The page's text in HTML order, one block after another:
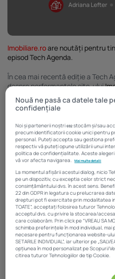
25 noiembrie 2025
20 noiembrie 2025
Adriana Lefter
Imobiliare.roare noutăți pentru
episod Tech Agenda.
În cea mai recentă ediție a Tech
despre performanțele site-ului
ultimele detalii despre CPI
Imobiliare, evenimente
aceasta, pe 27 și 28 mai. Din
interesează de la colegul nostru
Coordinator în cadrulImobiliare.ro.
Nouă ne pasă ca datele tale
confidențiale
Noi și partenerii noștri692 stocăm și/sau
precum identificatorii cookie unici pentru
personal. Puteți accepta sau gestiona
respectiv vă puteți opune utilizării unui
politica de confidențialitate. Aceste
vă vor afecta navigarea.
Mai multe detalii
La momentul afișării acestui dialog, nicio
pe un dispozitiv, cu exceptia celor strict
consimțământului dvs. în acest sens.
22 din GDPR in legatura cu prelucrarea
drepturi pot fi exercitate prin modalitatea
TOATE”, acceptați folosirea tuturor
acceptul dvs. cu privire la stocarea/
care colaborăm. Prin click pe “VREAU SA
schimba preferințele în mod individual,
necesare pentru funcționarea website-ului.
SETARILE INDIVIDUAL”, iar ulterior pe
opțiunea în mod personalizat pe Scopuri/
citirea tuturor Tehnologiilor de tip Cookie.